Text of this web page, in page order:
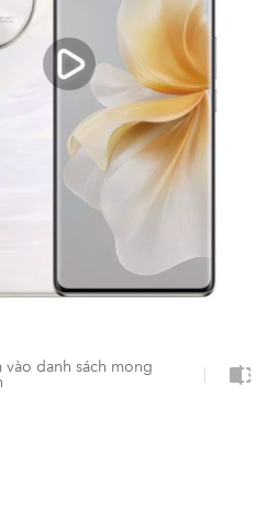
vào danh sách mong